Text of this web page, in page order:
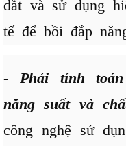
dắt và sử dụng
tế để bồi đắp
-
Phải tính
năng suất và
công nghệ sử